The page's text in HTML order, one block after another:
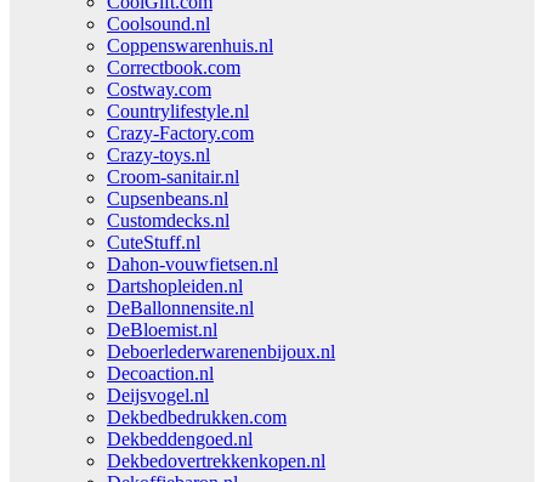
Coolsound.nl
Coppenswarenhuis.nl
Correctbook.com
Costway.com
Countrylifestyle.nl
Crazy-Factory.com
Crazy-toys.nl
Croom-sanitair.nl
Cupsenbeans.nl
Customdecks.nl
CuteStuff.nl
Dahon-vouwfietsen.nl
Dartshopleiden.nl
DeBallonnensite.nl
DeBloemist.nl
Deboerlederwarenenbijoux.nl
Decoaction.nl
Deijsvogel.nl
Dekbedbedrukken.com
Dekbeddengoed.nl
Dekbedovertrekkenkopen.nl